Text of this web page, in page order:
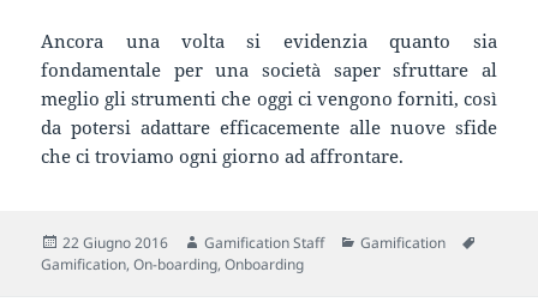
Ancora una volta si evidenzia quanto sia
fondamentale per una società saper sfruttare al
meglio gli strumenti che oggi ci vengono forniti, così
da potersi adattare efficacemente alle nuove sfide
che ci troviamo ogni giorno ad affrontare.
Scritto
il
22 Giugno 2016 Autore
Gamification Staff Categorie
Gamification
Gamification,On-boarding,Onboarding